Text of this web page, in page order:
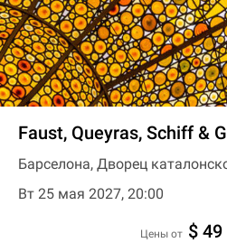
Faust, Queyras, Schiff &
Барселона, Дворец
Вт 25 мая 2027, 20:00
цены от $ 49